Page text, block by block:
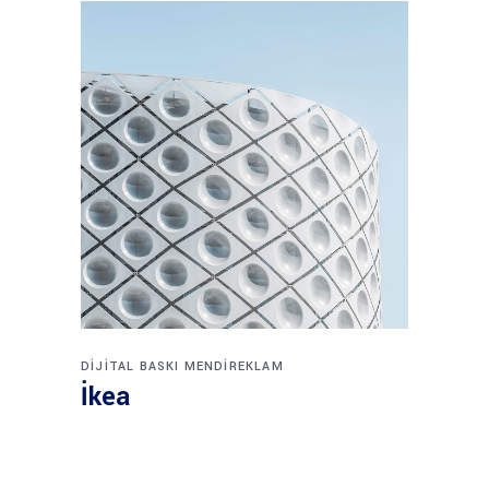
DIJITAL BASKI MENDIREKLAM
İkea